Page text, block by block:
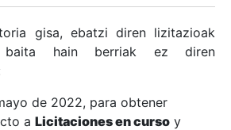
gisa, ebatzi diren lizitazioak
baita hain berriak ez diren
de 2022, para obtener
a Licitaciones en curso y